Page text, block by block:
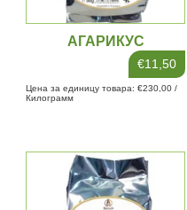
АГАРИКУС
€11,50
Цена за единицу товара: €230,00 /
Килограмм